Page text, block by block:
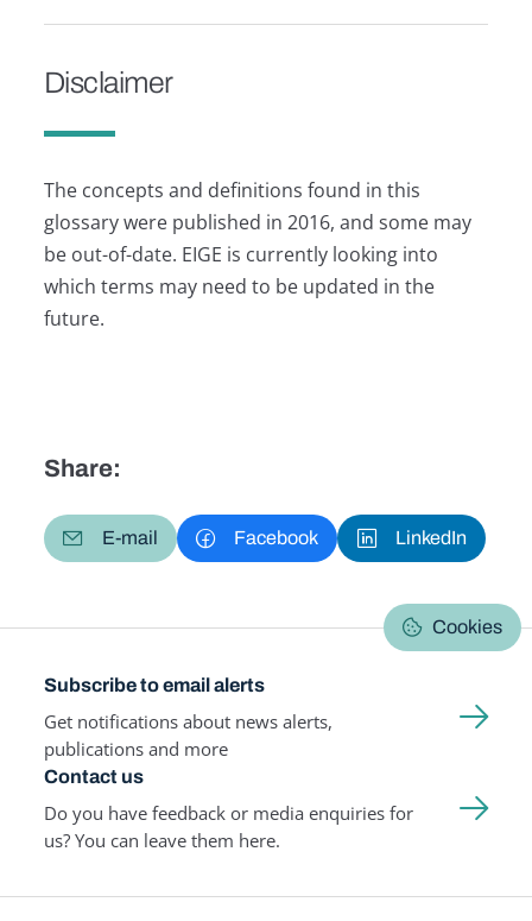
Disclaimer
The concepts and definitions found in this
glossary were published in 2016, and some may
be out-of-date. EIGE is currently looking into
which terms may need to be updated in the
future.
Share:
E-mail Facebook LinkedIn
Cookies
Subscribe to email alerts
Get notifications about news alerts,
publications and more
Contact us
Do you have feedback or media enquiries for
us? You can leave them here.